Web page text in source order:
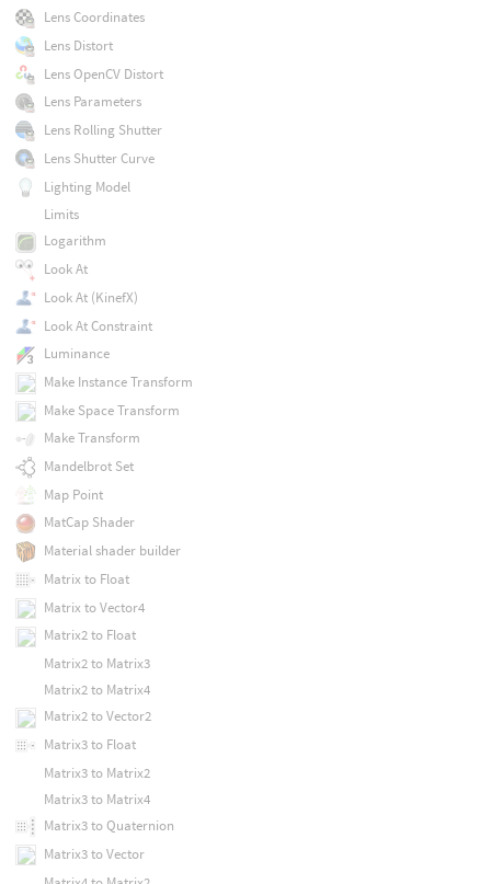
Lens Coordinates
Lens Distort
Lens OpenCV Distort
Lens Parameters
Lens Rolling Shutter
Lens Shutter Curve
Lighting Model
Limits
Logarithm
Look At
Look At (KinefX)
Look At Constraint
Luminance
Make Instance Transform
Make Space Transform
Make Transform
Mandelbrot Set
Map Point
MatCap Shader
Material shader builder
Matrix to Float
Matrix to Vector4
Matrix2 to Float
Matrix2 to Matrix3
Matrix2 to Matrix4
Matrix2 to Vector2
Matrix3 to Float
Matrix3 to Matrix2
Matrix3 to Matrix4
Matrix3 to Quaternion
Matrix3 to Vector